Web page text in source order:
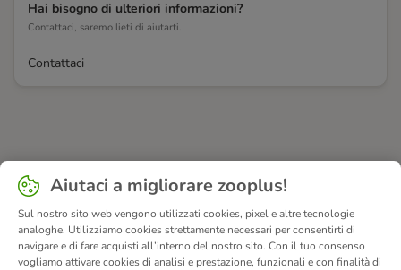
Hai bisogno di ulteriori informazioni?
Contattaci, saremo lieti di aiutarti.
Contattaci
Aiutaci a migliorare zooplus!
Sul nostro sito web vengono utilizzati cookies, pixel e altre tecnologie
analoghe. Utilizziamo cookies strettamente necessari per consentirti di
navigare e di fare acquisti all’interno del nostro sito. Con il tuo consenso
vogliamo attivare cookies di analisi e prestazione, funzionali e con finalità di